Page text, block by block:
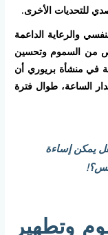
للتحديات الأخرى.
والرعاية الداعمة
من السموم وتحسين
في منشأة بريوري أن
الساعة، طوال فترة
يمكن إساءة
وتطهير